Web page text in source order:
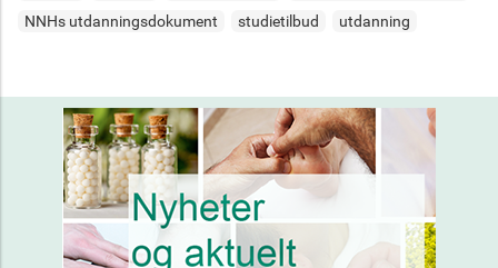
NNHs utdanningsdokument
studietilbud utdanning